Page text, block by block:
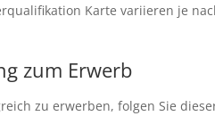
Karte variieren je
zum Erwerb
zu erwerben, folgen Sie